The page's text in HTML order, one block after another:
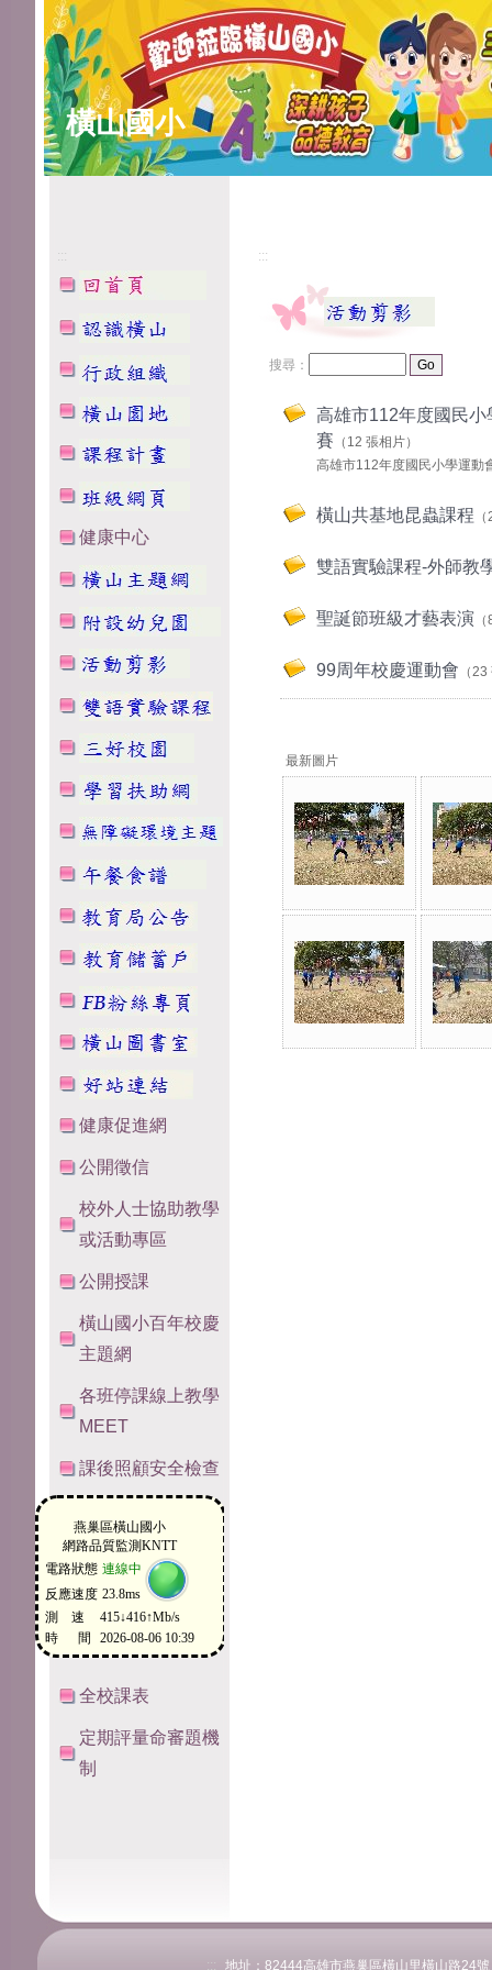
橫山國小
:::
健康中心
健康促進網
公開徵信
校外人士協助教學
或活動專區
公開授課
橫山國小百年校慶
主題網
各班停課線上教學
MEET
課後照顧安全檢查
全校課表
定期評量命審題機
制
:::
搜尋：
高雄市112年度國民
賽 （12 張相片）
高雄市112年度國民小學運動
橫山共基地昆蟲課程
雙語實驗課程-外師教
聖誕節班級才藝表演
99周年校慶運動會 （
最新圖片
::: 地址：82444高雄市燕巢區橫山里橫山路24